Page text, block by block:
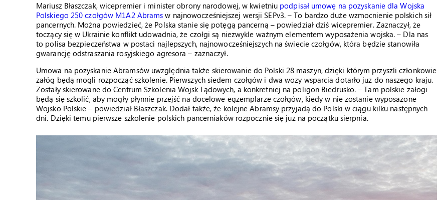
Mariusz Błaszczak, wicepremier i minister obrony narodowej, w kwietniu podpisał umowę na pozyskanie dla Wojska
Polskiego 250 czołgów M1A2 Abrams w najnowocześniejszej wersji SEPv3. – To bardzo duże wzmocnienie polskich sił
pancernych. Można powiedzieć, że Polska stanie się potęgą pancerną – powiedział dziś wicepremier. Zaznaczył, że
toczący się w Ukrainie konflikt udowadnia, że czołgi są niezwykle ważnym elementem wyposażenia wojska. – Dla nas
to polisa bezpieczeństwa w postaci najlepszych, najnowocześniejszych na świecie czołgów, która będzie stanowiła
gwarancję odstraszania rosyjskiego agresora – zaznaczył.
Umowa na pozyskanie Abramsów uwzględnia także skierowanie do Polski 28 maszyn, dzięki którym przyszli członkowie
załóg będą mogli rozpocząć szkolenie. Pierwszych siedem czołgów i dwa wozy wsparcia dotarło już do naszego kraju.
Zostały skierowane do Centrum Szkolenia Wojsk Lądowych, a konkretniej na poligon Biedrusko. – Tam polskie załogi
będą się szkolić, aby mogły płynnie przejść na docelowe egzemplarze czołgów, kiedy w nie zostanie wyposażone
Wojsko Polskie – powiedział Błaszczak. Dodał także, że kolejne Abramsy przyjadą do Polski w ciągu kilku następnych
dni. Dzięki temu pierwsze szkolenie polskich pancerniaków rozpocznie się już na początku sierpnia.